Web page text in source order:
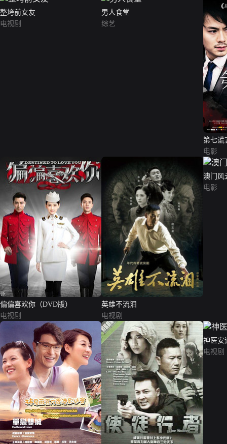
整垮前女友
电视剧
男人食堂
综艺
第七谎
电影
偏偏喜欢你（DVD版）
电视剧
英雄不流泪
电视剧
澳门风
电影
神医安
电视剧